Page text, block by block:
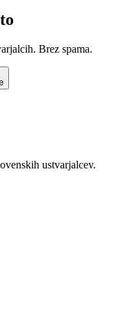
Brez spama.
ustvarjalcev.